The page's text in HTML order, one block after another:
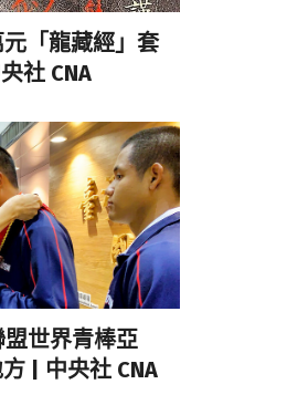
「龍藏經」套
社 CNA
世界青棒亞
| 中央社 CNA